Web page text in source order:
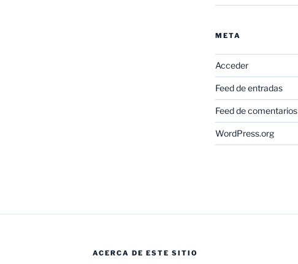
META
Acceder
Feed de entradas
Feed de comentarios
WordPress.org
ACERCA DE ESTE SITIO